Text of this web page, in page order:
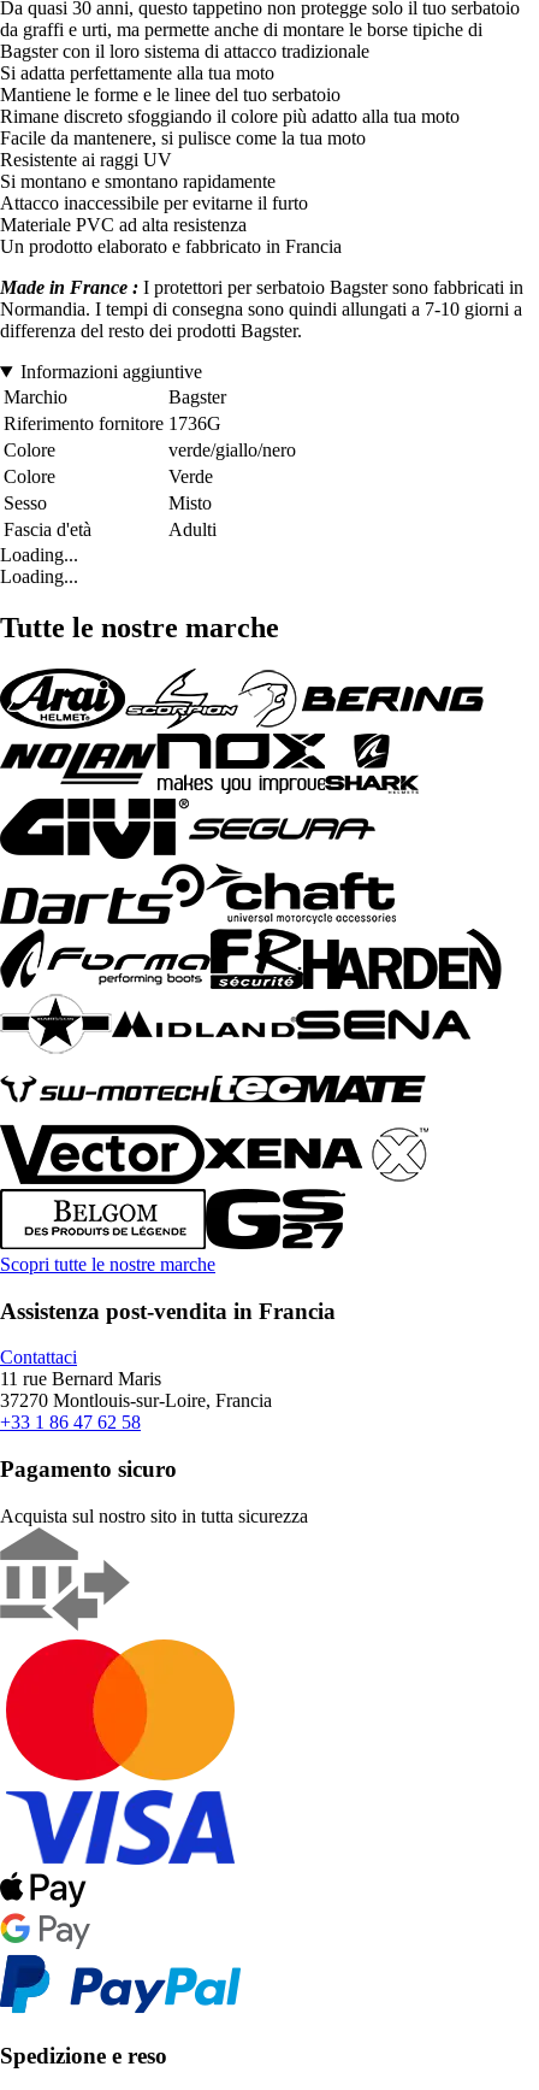
Da quasi 30 anni, questo tappetino non protegge solo il tuo serbatoio
da graffi e urti, ma permette anche di montare le borse tipiche di
Bagster con il loro sistema di attacco tradizionale
Si adatta perfettamente alla tua moto
Mantiene le forme e le linee del tuo serbatoio
Rimane discreto sfoggiando il colore più adatto alla tua moto
Facile da mantenere, si pulisce come la tua moto
Resistente ai raggi UV
Si montano e smontano rapidamente
Attacco inaccessibile per evitarne il furto
Materiale PVC ad alta resistenza
Un prodotto elaborato e fabbricato in Francia
Made in France : I protettori per serbatoio Bagster sono fabbricati in
Normandia. I tempi di consegna sono quindi allungati a 7-10 giorni a
differenza del resto dei prodotti Bagster.
Informazioni aggiuntive
Marchio
Bagster
Riferimento fornitore 1736G
Colore
verde/giallo/nero
Colore
Verde
Sesso
Misto
Fascia d'età
Adulti
Loading...
Loading...
Tutte le nostre marche
Scopri tutte le nostre marche
Assistenza post-vendita in Francia
Contattaci
11 rue Bernard Maris
37270 Montlouis-sur-Loire, Francia
+33 1 86 47 62 58
Pagamento sicuro
Acquista sul nostro sito in tutta sicurezza
Spedizione e reso